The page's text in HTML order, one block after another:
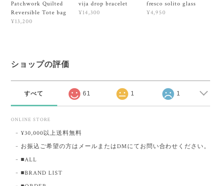
Patchwork Quilted
Reversible Tote bag
¥13,200
vija drop bracelet
¥14,300
fresco solito glass
¥4,950
ショップの評価
すべて 61 1 1
ONLINE STORE
¥30,000以上送料無料
お振込ご希望の方はメールまたはDMにてお問い合わせください。
■ALL
■BRAND LIST